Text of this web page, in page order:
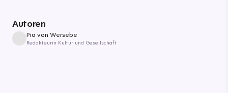
Autoren
Pia von Wersebe
Redakteurin Kultur und Gesellschaft